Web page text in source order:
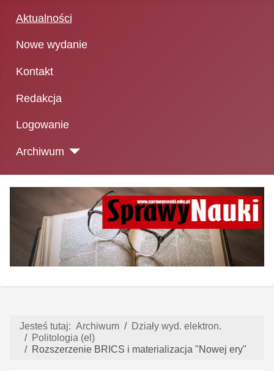
Aktualności
Nowe wydanie
Kontakt
Redakcja
Logowanie
Archiwum
Jesteś tutaj: Archiwum
Działy wyd. elektron.
Politologia (el)
Rozszerzenie BRICS i materializacja "Nowej ery"